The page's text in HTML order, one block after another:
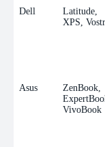
Dell
Latitude,
XPS,
Asus
ZenBook,
VivoBook